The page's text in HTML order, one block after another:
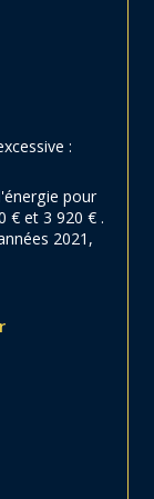
:
pour
€ et 3 920 € .
2021,